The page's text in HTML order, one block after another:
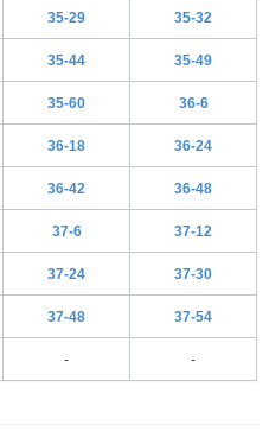
35-29 35-32
35-44 35-49
35-60 36-6
36-18 36-24
36-42 36-48
37-6 37-12
37-24 37-30
37-48 37-54
- -